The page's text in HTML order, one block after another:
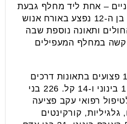
– אחת ליד מחלף גבעת
שמואל שבה הרוכב בן ה-12 נפצע באורח אנוש
ותאונה נוספת שבה
קשה במחלף המעפילים
בנוסף טופלו עוד 15 פצועים בתאונות דרכים
ברחבי הארץ, בהם 1 בינוני ו-14 קל. 226 בני
רפואי עקב פציעה
גלגיליות, קורקינטים